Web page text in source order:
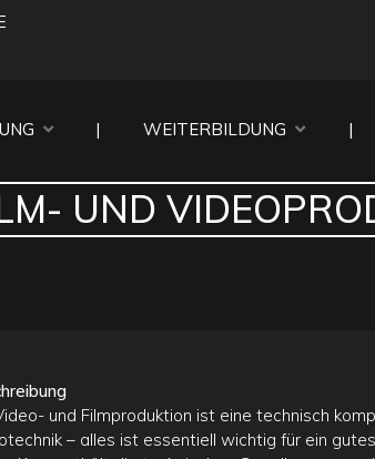
| WEITERBILDUNG |
UND
und Filmproduktion ist eine technisch
– alles ist essentiell wichtig für ein